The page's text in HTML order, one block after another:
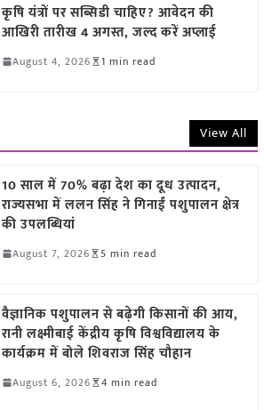
कृषि यंत्रों पर सब्सिडी चाहिए? आवेदन की
आखिरी तारीख 4 अगस्त, जल्द करें अप्लाई
August 4, 2026 1 min read
View All
10 साल में 70% बढ़ा देश का दूध उत्पादन,
राज्यसभा में ललन सिंह ने गिनाईं पशुपालन क्षेत्र
की उपलब्धियां
August 7, 2026 5 min read
वैज्ञानिक पशुपालन से बढ़ेगी किसानों की आय,
रानी लक्ष्मीबाई केंद्रीय कृषि विश्वविद्यालय के
कार्यक्रम में बोले शिवराज सिंह चौहान
August 6, 2026 4 min read